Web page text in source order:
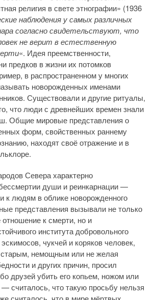
религия в свете этнографии» (1936
наблюдения у самых различных
согласно свидетельствуют, что
не верит в естественную
«. Идея преемственности,
предков в жизни их потомков
в распространенном у многих
новорожденных именами
Существовали и другие ритуалы,
что люди с древнейших времен знали
Общие мировые представления о
форм, свойственных раннему
находят своё отражение и в
Севера характерно
души и реинкарнации —
к людям в облике новорожденного
представления вызывали не только
к смерти, но и
института добровольного
чукчей и коряков человек,
немощным или не желая
и других причин, просил
друзей убить его копьем, ножом или
считалось, что такую просьбу нельзя